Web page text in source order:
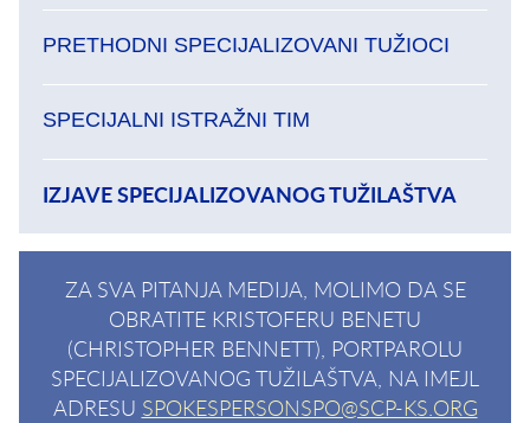
ZA SVA PITANJA MEDIJA, MOLIMO DA SE
OBRATITE KRISTOFERU BENETU
(CHRISTOPHER BENNETT), PORTPAROLU
SPECIJALIZOVANOG TUŽILAŠTVA, NA IMEJL
ADRESU SPOKESPERSONSPO@SCP-KS.ORG
PRETHODNI SPECIJALIZOVANI TUŽIOCI
SPECIJALNI ISTRAŽNI TIM
IZJAVE SPECIJALIZOVANOG TUŽILAŠTVA